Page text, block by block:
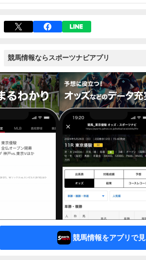
競馬情報ならスポーツナビアプリ
競馬情報をアプリで